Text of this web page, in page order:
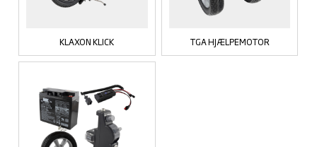
KLAXON KLICK TGA HJÆLPEMOTOR